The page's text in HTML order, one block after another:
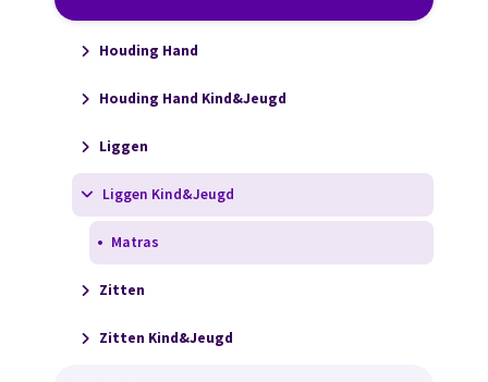
Houding Hand
Houding Hand Kind&Jeugd
Liggen
Liggen Kind&Jeugd
Matras
Zitten
Zitten Kind&Jeugd